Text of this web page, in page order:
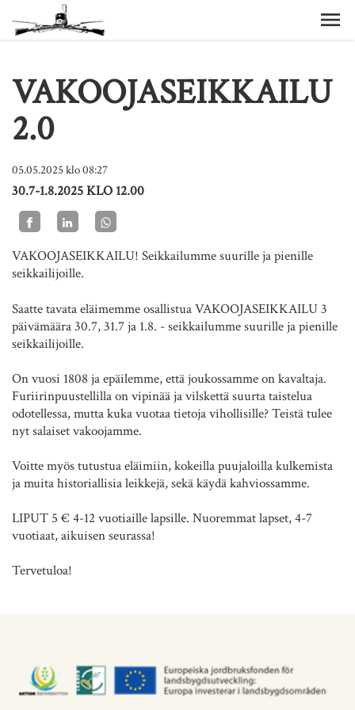
VAKOOJASEIKKAILU
2.0
05.05.2025klo 08:27
30.7-1.8.2025 KLO 12.00
VAKOOJASEIKKAILU! Seikkailumme suurille ja pienille
seikkailijoille.
Saatte tavata eläimemme osallistua VAKOOJASEIKKAILU 3
päivämäära 30.7, 31.7 ja 1.8. - seikkailumme suurille ja pienille
seikkailijoille.
On vuosi 1808 ja epäilemme, että joukossamme on kavaltaja.
Furiirinpuustellilla on vipinää ja vilskettä suurta taistelua
odotellessa, mutta kuka vuotaa tietoja vihollisille? Teistä tulee
nyt salaiset vakoojamme.
Voitte myös tutustua eläimiin, kokeilla puujaloilla kulkemista
ja muita historiallisia leikkejä, sekä käydä kahviossamme.
LIPUT 5 € 4-12 vuotiaille lapsille. Nuoremmat lapset, 4-7
vuotiaat, aikuisen seurassa!
Tervetuloa!